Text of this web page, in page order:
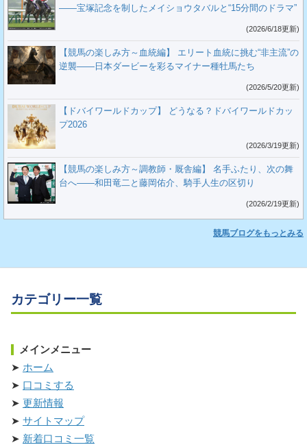
――宝塚記念を制したメイショウタバルと“15分間のドラマ”
(2026/6/18更新)
【競馬の楽しみ方～血統編】 エリート血統に挑む“非主流”の
逆襲――日本ダービーを彩るマイナー種牡馬たち
(2026/5/20更新)
【ドバイワールドカップ】 どうなる？ドバイワールドカッ
プ2026
(2026/3/19更新)
【競馬の楽しみ方～調教師・厩舎編】 名手ふたり、次の舞
台へ――和田竜二と藤岡佑介、騎手人生の区切り
(2026/2/19更新)
競馬ブログをもっとみる
カテゴリー一覧
メインメニュー
ホーム
口コミする
更新情報
サイトマップ
新着口コミ一覧